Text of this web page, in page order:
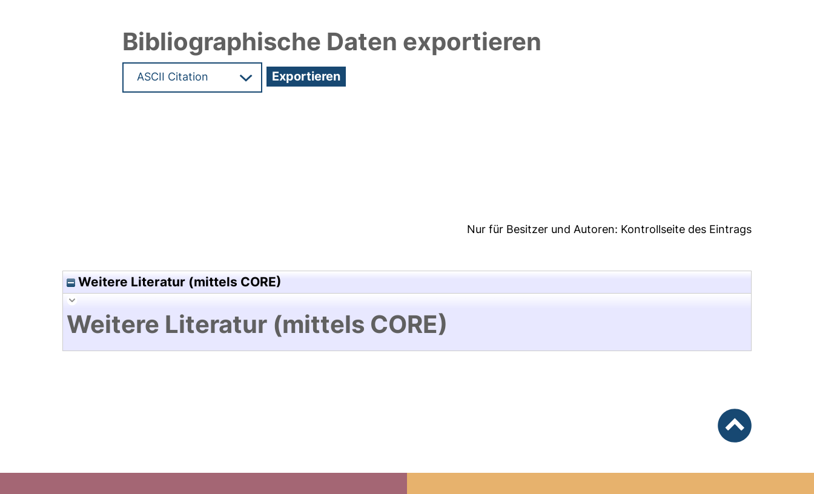
Bibliographische Daten exportieren
Nur für Besitzer und Autoren: Kontrollseite des Eintrags
Weitere Literatur (mittels CORE)
Weitere Literatur (mittels CORE)